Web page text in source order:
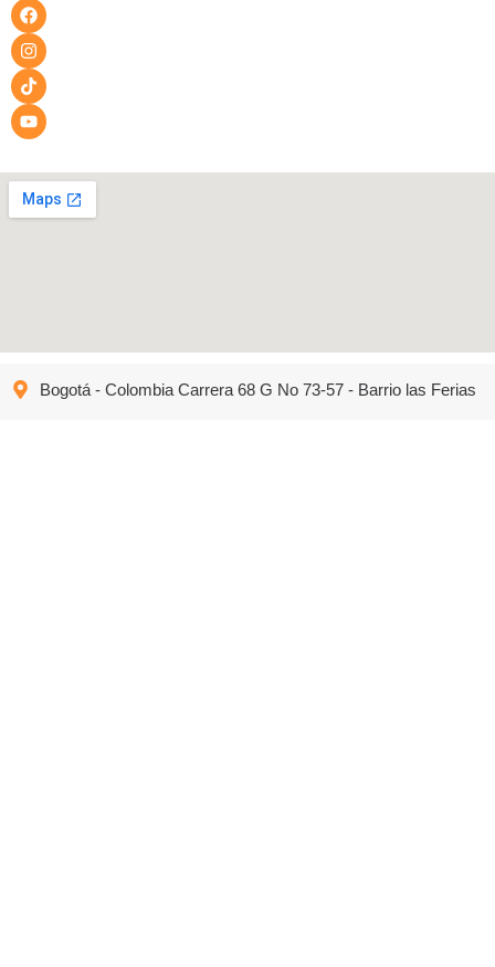
Bogotá - Colombia Carrera 68 G No 73-57 - Barrio las Ferias